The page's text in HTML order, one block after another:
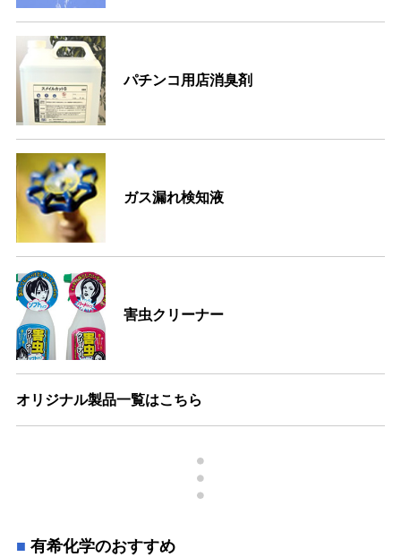
パチンコ用店消臭剤
ガス漏れ検知液
害虫クリーナー
オリジナル製品一覧はこちら
有希化学のおすすめ